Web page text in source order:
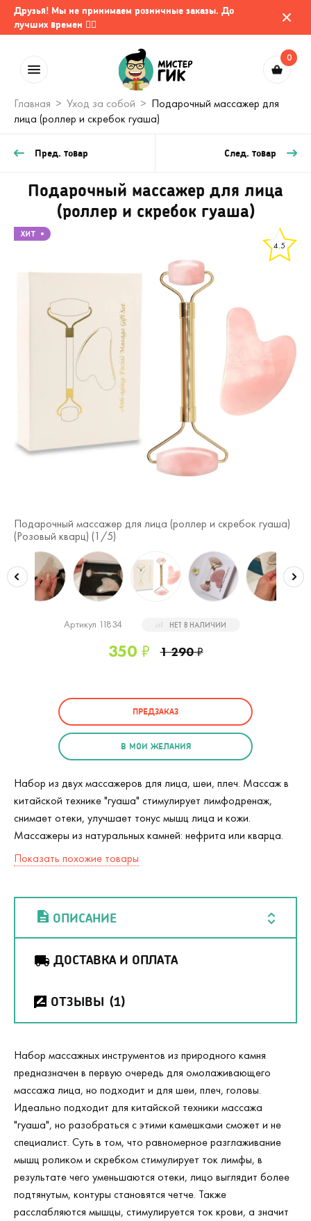
Друзья! Мы не принимаем розничные заказы. До
лучших времен 🤷‍♂️
0
Главная Уход за собой
Подарочный массажер для
лица (роллер и скребок гуаша)
Пред. товар След. товар
Подарочный массажер для лица
(роллер и скребок гуаша)
4.5
Подарочный массажер для лица (роллер и скребок гуаша)
(Розовый кварц) (1 /5)
Артикул 11834 НЕТ В НАЛИЧИИ
350₽ 1 290₽
ПРЕДЗАКАЗ
В МОИ ЖЕЛАНИЯ
Набор из двух массажеров для лица, шеи, плеч. Массаж в
китайской технике "гуаша" стимулирует лимфодренаж,
снимает отеки, улучшает тонус мышц лица и кожи.
Массажеры из натуральных камней: нефрита или кварца.
Показать похожие товары
ОПИСАНИЕ
ДОСТАВКА И ОПЛАТА
ОТЗЫВЫ (1)
Набор массажных инструментов из природного камня
предназначен в первую очередь для омолаживающего
массажа лица, но подходит и для шеи, плеч, головы.
Идеально подходит для китайской техники массажа
"гуаша", но разобраться с этими камешками сможет и не
специалист. Суть в том, что равномерное разглаживание
мышц роликом и скребком стимулирует ток лимфы, в
результате чего уменьшаются отеки, лицо выглядит более
подтянутым, контуры становятся четче. Также
расслабляются мышцы, стимулируется ток крови, а значит